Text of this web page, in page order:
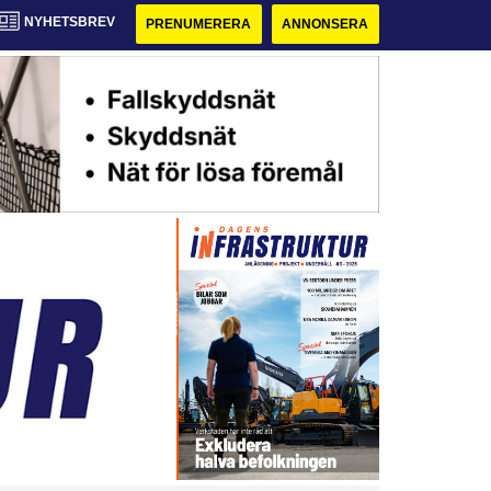
NYHETSBREV PRENUMERERA ANNONSERA